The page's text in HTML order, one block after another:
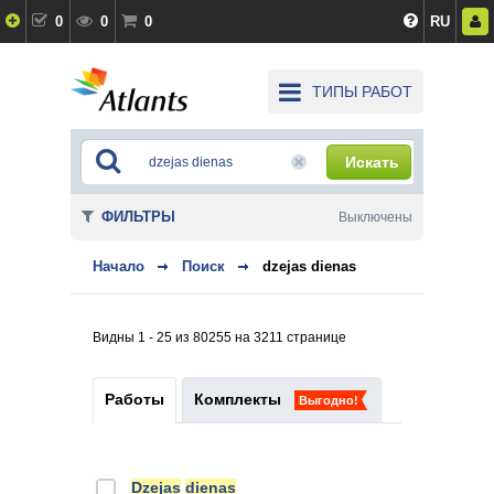
0 0 0 RU
ТИПЫ РАБОТ
Искать
Начало Поиск dzejas dienas
Видны 1 - 25 из 80255 на 3211 странице
Работы Комплекты Выгодно!
Dzejas dienas
ФИЛЬТРЫ Выключены